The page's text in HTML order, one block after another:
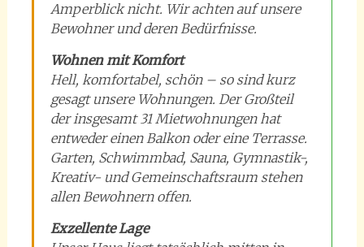
Amperblick nicht. Wir achten auf unsere
Bewohner und deren Bedürfnisse.
Wohnen mit Komfort
Hell, komfortabel, schön – so sind kurz
gesagt unsere Wohnungen. Der Großteil
der insgesamt 31 Mietwohnungen hat
entweder einen Balkon oder eine Terrasse.
Garten, Schwimmbad, Sauna, Gymnastik-,
Kreativ- und Gemeinschaftsraum stehen
allen Bewohnern offen.
Exzellente Lage